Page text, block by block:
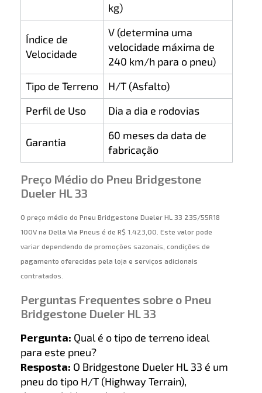
kg)
Índice de
Velocidade
V (determina uma
velocidade máxima de
240 km/h para o pneu)
Tipo de Terreno
H/T (Asfalto)
Perfil de Uso
Dia a dia e rodovias
Garantia
60 meses da data de
fabricação
Preço Médio do Pneu Bridgestone
Dueler HL 33
O preço médio do Pneu Bridgestone Dueler HL 33 235/55R18
100V na Della Via Pneus é de R$ 1.423,00. Este valor pode
variar dependendo de promoções sazonais, condições de
pagamento oferecidas pela loja e serviços adicionais
contratados.
Perguntas Frequentes sobre o Pneu
Bridgestone Dueler HL 33
Pergunta: Qual é o tipo de terreno ideal
para este pneu?
Resposta: O Bridgestone Dueler HL 33 é um
pneu do tipo H/T (Highway Terrain),